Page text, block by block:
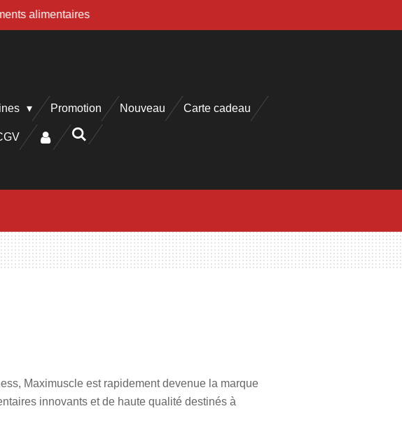
alimentaires
Promotion Nouveau Carte cadeau
Maximuscle est rapidement devenue la marque
innovants et de haute qualité destinés à